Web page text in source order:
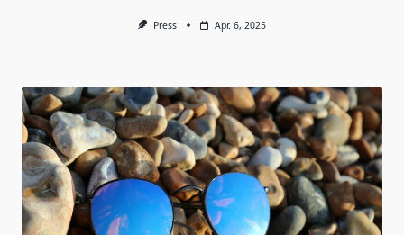
Press Apr. 6, 2025